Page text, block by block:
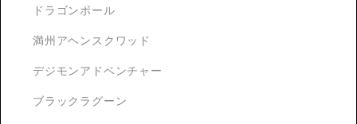
ドラゴンボール
満州アヘンスクワッド
デジモンアドベンチャー
ブラックラグーン